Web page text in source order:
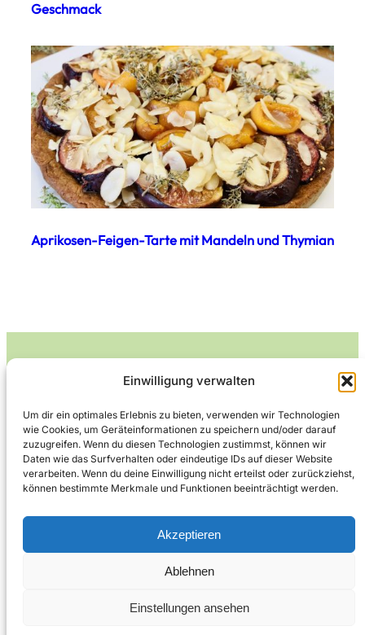
Einwilligung verwalten
Um dir ein optimales Erlebnis zu bieten, verwenden wir Technologien
wie Cookies, um Geräteinformationen zu speichern und/oder darauf
zuzugreifen. Wenn du diesen Technologien zustimmst, können wir
Daten wie das Surfverhalten oder eindeutige IDs auf dieser Website
verarbeiten. Wenn du deine Einwilligung nicht erteilst oder zurückziehst,
können bestimmte Merkmale und Funktionen beeinträchtigt werden.
Akzeptieren
Ablehnen
Einstellungen ansehen
Geschmack
Aprikosen-Feigen-Tarte mit Mandeln und Thymian
Leckerlife
Lecker essen – gesund leben.
Kontakt
Copyright © 2026 Designed by